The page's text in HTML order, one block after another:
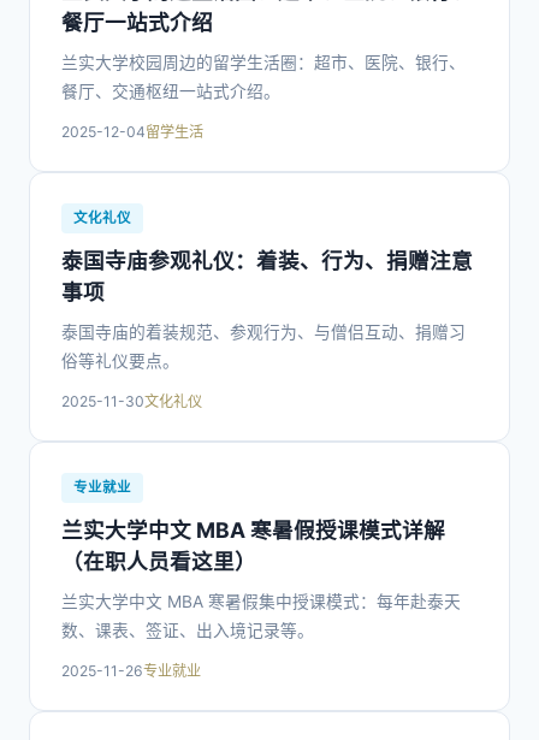
餐厅一站式介绍
兰实大学校园周边的留学生活圈：超市、医院、银行、
餐厅、交通枢纽一站式介绍。
2025-12-04留学生活
文化礼仪
泰国寺庙参观礼仪：着装、行为、捐赠注意
事项
泰国寺庙的着装规范、参观行为、与僧侣互动、捐赠习
俗等礼仪要点。
2025-11-30文化礼仪
专业就业
兰实大学中文 MBA 寒暑假授课模式详解
（在职人员看这里）
兰实大学中文 MBA 寒暑假集中授课模式：每年赴泰天
数、课表、签证、出入境记录等。
2025-11-26专业就业